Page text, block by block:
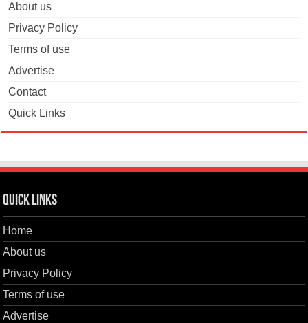
About us
Privacy Policy
Terms of use
Advertise
Contact
Quick Links
Quick Links
Home
About us
Privacy Policy
Terms of use
Advertise